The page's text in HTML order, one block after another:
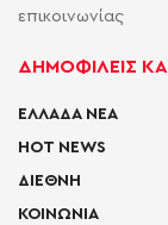
επικοινωνίας
ΔΗΜΟΦΙΛΕΙΣ
ΕΛΛΑΔΑ ΝΕΑ
HOT NEWS
ΔΙΕΘΝΗ
ΚΟΙΝΩΝΙΑ